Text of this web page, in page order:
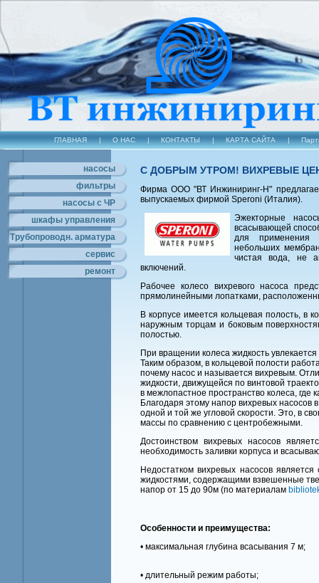
ГЛАВНАЯ | О НАС | КОНТАКТЫ | КАРТА САЙТА |
насосы
фильтры
насосы с ЧР
шкафы управления
Трубопроводн. арматура
сервис
ремонт
С ДОБРЫМ УТРОМ! ВИХРЕВЫЕ
Фирма ООО "ВТ Инжиниринг-Н"
выпускаемых фирмой Speroni (Италия).
Эжекторные
всасывающей
для применения
небольших
чистая вода, не
включений.
Рабочее колесо вихревого насоса
прямолинейными лопатками,
В корпусе имеется кольцевая полость, в
наружным торцам и боковым
полостью.
При вращении колеса жидкость
Таким образом, в кольцевой полости
почему насос и называется вихревым.
жидкости, движущейся по винтовой
в межлопастное пространство колеса,
Благодаря этому напор вихревых
одной и той же угловой скорости. Это, в
массы по сравнению с центробежными.
Достоинством вихревых насосов
необходимость заливки корпуса и
Недостатком вихревых насосов
жидкостями, содержащими взвешенные
напор от 15 до 90м (по материалам
Особенности и преимущества:
• мaкcимaльнaя глyбинa вcacывaния 7 м;
• длитeльный режим работы;